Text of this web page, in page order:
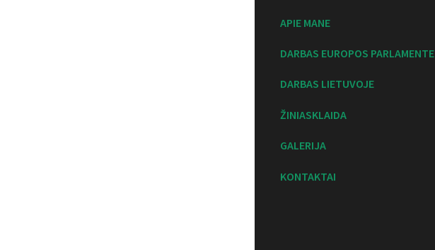
APIE MANE
DARBAS EUROPOS PARLAMENTE
DARBAS LIETUVOJE
ŽINIASKLAIDA
GALERIJA
KONTAKTAI